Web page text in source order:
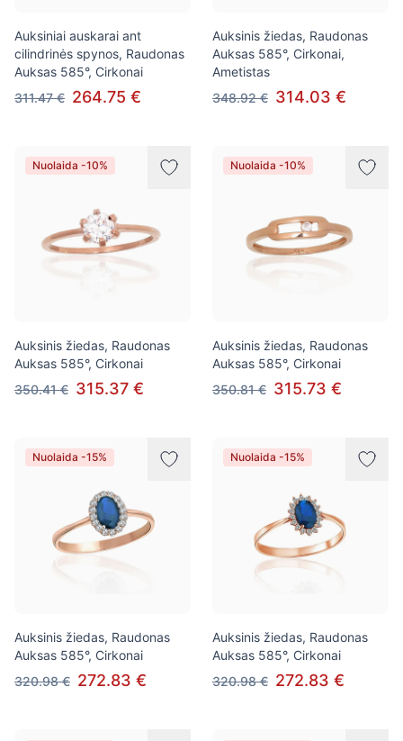
Auksiniai auskarai ant
cilindrinės spynos, Raudonas
Auksas 585°, Cirkonai
311.47 € 264.75 €
Auksinis žiedas, Raudonas
Auksas 585°, Cirkonai,
Ametistas
348.92 € 314.03 €
Nuolaida -10%
Auksinis žiedas, Raudonas
Auksas 585°, Cirkonai
350.41 € 315.37 €
Nuolaida -10%
Auksinis žiedas, Raudonas
Auksas 585°, Cirkonai
350.81 € 315.73 €
Nuolaida -15%
Auksinis žiedas, Raudonas
Auksas 585°, Cirkonai
320.98 € 272.83 €
Nuolaida -15%
Auksinis žiedas, Raudonas
Auksas 585°, Cirkonai
320.98 € 272.83 €